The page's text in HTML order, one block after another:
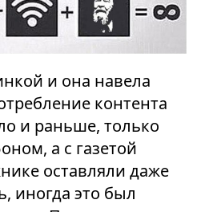
и она навела
контента
и раньше, только
а с газетой
оставляли даже
иногда это был